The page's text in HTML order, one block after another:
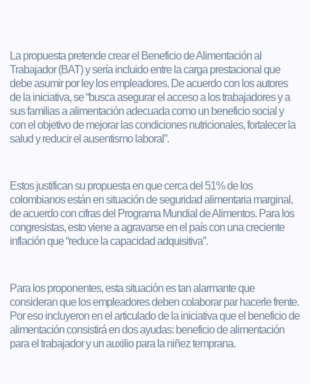
La propuesta pretende crear el Beneficio de Alimentación al
Trabajador (BAT) y sería incluido entre la carga prestacional que
debe asumir por ley los empleadores. De acuerdo con los autores
de la iniciativa, se “busca asegurar el acceso a los trabajadores y a
sus familias a alimentación adecuada como un beneficio social y
con el objetivo de mejorar las condiciones nutricionales, fortalecer la
salud y reducir el ausentismo laboral”.
Estos justifican su propuesta en que cerca del 51% de los
colombianos están en situación de seguridad alimentaria marginal,
de acuerdo con cifras del Programa Mundial de Alimentos. Para los
congresistas, esto viene a agravarse en el país con una creciente
inflación que “reduce la capacidad adquisitiva”.
Para los proponentes, esta situación es tan alarmante que
consideran que los empleadores deben colaborar par hacerle frente.
Por eso incluyeron en el articulado de la iniciativa que el beneficio de
alimentación consistirá en dos ayudas: beneficio de alimentación
para el trabajador y un auxilio para la niñez temprana.